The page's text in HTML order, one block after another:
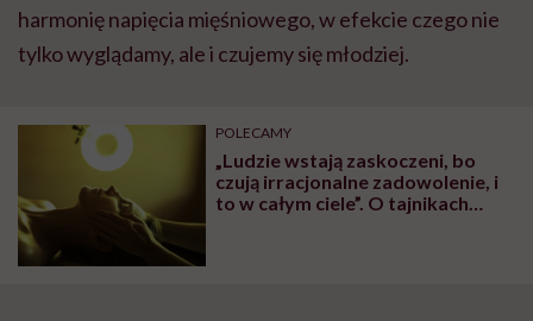
harmonię napięcia mięśniowego, w efekcie czego nie
tylko wyglądamy, ale i czujemy się młodziej.
POLECAMY
„Ludzie wstają zaskoczeni, bo
czują irracjonalne zadowolenie, i
to w całym ciele”. O tajnikach